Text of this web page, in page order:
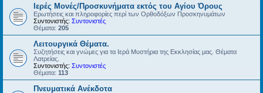
Ιερές Μονές/Προσκυνήματα εκτός του Αγίου Όρους
Ερωτήσεις και πληροφορίες περί των Ορθοδόξων Προσκηνυμάτων
Συντονιστής: Συντονιστές
Θέματα: 205
Λειτουργικά Θέματα.
Συζητήσεις και γνώμες για τα Ιερά Μυστήρια της Εκκλησίας μας. Θέματα
Λατρείας.
Συντονιστής: Συντονιστές
Θέματα: 113
Πνευματικά Ανέκδοτα